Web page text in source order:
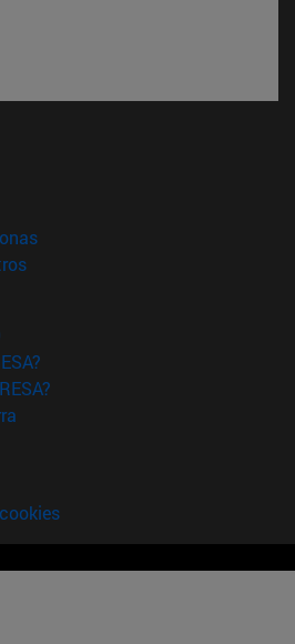
ventana)
(abre en nueva ventana)
(abre en nueva ventana)